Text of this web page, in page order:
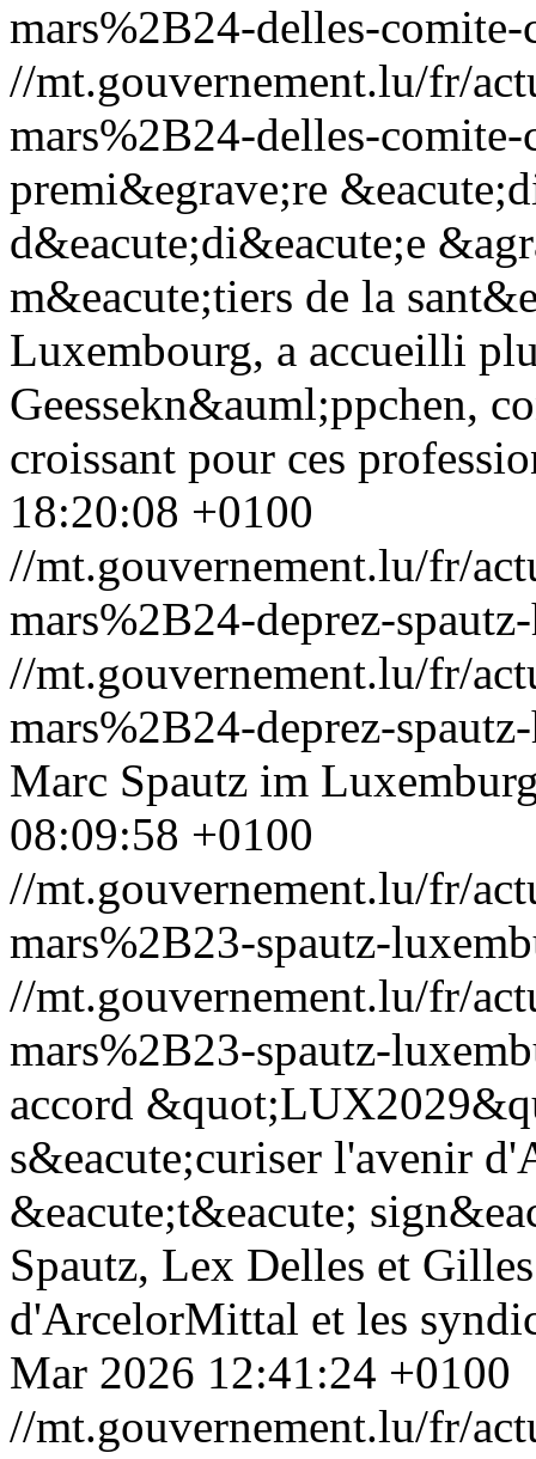
mars%2B24-delles-
//mt.gouvernement.lu/fr/
mars%2B24-delles-
premi&egrave;re
d&eacute;di&eacute;e
m&eacute;tiers de la
Luxembourg, a accueilli
Geessekn&auml;ppchen,
croissant pour ces
18:20:08 +0100
//mt.gouvernement.lu/fr/
mars%2B24-deprez-
//mt.gouvernement.lu/fr/
mars%2B24-deprez-
Marc Spautz im
08:09:58 +0100
//mt.gouvernement.lu/fr/
mars%2B23-spautz-
//mt.gouvernement.lu/fr/
mars%2B23-spautz-
accord
s&eacute;curiser l'avenir
&eacute;t&eacute;
Spautz, Lex Delles et
d'ArcelorMittal et les
Mar 2026 12:41:24 +0100
//mt.gouvernement.lu/fr/